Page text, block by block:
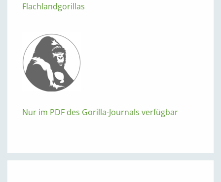
Flachlandgorillas
Nur im PDF des Gorilla-Journals verfügbar